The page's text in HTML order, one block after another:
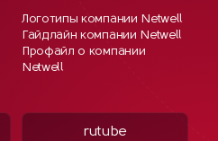
Логотипы компании Netwell
Гайдлайн компании Netwell
Профайл о компании
Netwell
rutube